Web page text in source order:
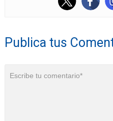
Publica tus